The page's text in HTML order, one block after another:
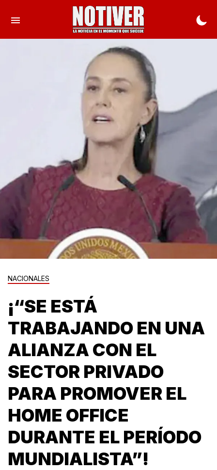
NACIONALES
¡“SE ESTÁ
TRABAJANDO EN UNA
ALIANZA CON EL
SECTOR PRIVADO
PARA PROMOVER EL
HOME OFFICE
DURANTE EL PERÍODO
MUNDIALISTA”!